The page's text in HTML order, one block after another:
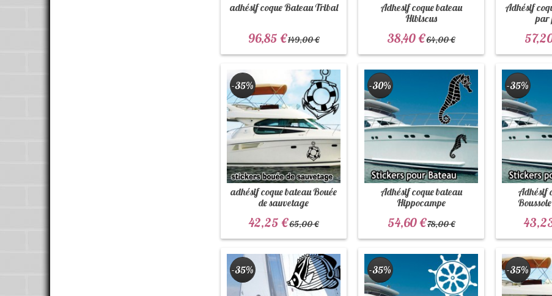
adhésif coque Bateau Tribal
96,85 €149,00 €
Adhesif coque bateau
Hibiscus
38,40 €64,00 €
Adhésif
par
adhésif coque bateau Bouée
de sauvetage
-35%
42,25 €65,00 €
Adhésif coque bateau
Hippocampe
-30%
54,60 €78,00 €
Adhésif
-35%
-35% -35% -35%